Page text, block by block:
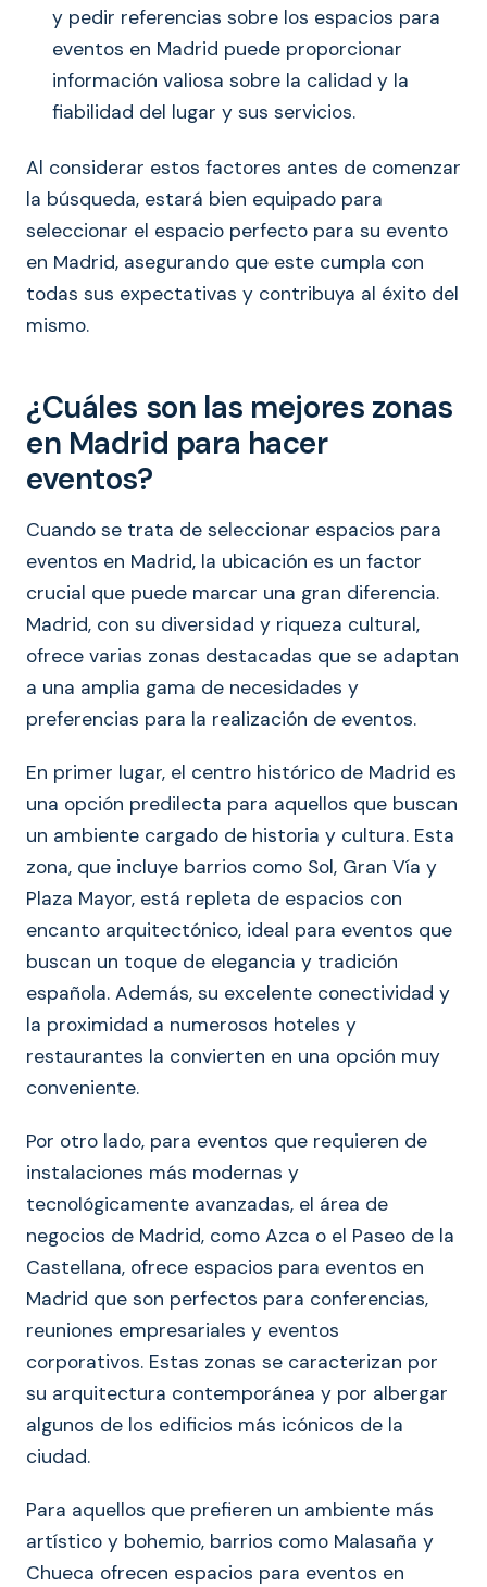
y pedir referencias sobre los espacios para
eventos en Madrid puede proporcionar
información valiosa sobre la calidad y la
fiabilidad del lugar y sus servicios.
Al considerar estos factores antes de comenzar
la búsqueda, estará bien equipado para
seleccionar el espacio perfecto para su evento
en Madrid, asegurando que este cumpla con
todas sus expectativas y contribuya al éxito del
mismo.
¿Cuáles son las mejores zonas
en Madrid para hacer
eventos?
Cuando se trata de seleccionar espacios para
eventos en Madrid, la ubicación es un factor
crucial que puede marcar una gran diferencia.
Madrid, con su diversidad y riqueza cultural,
ofrece varias zonas destacadas que se adaptan
a una amplia gama de necesidades y
preferencias para la realización de eventos.
En primer lugar, el centro histórico de Madrid es
una opción predilecta para aquellos que buscan
un ambiente cargado de historia y cultura. Esta
zona, que incluye barrios como Sol, Gran Vía y
Plaza Mayor, está repleta de espacios con
encanto arquitectónico, ideal para eventos que
buscan un toque de elegancia y tradición
española. Además, su excelente conectividad y
la proximidad a numerosos hoteles y
restaurantes la convierten en una opción muy
conveniente.
Por otro lado, para eventos que requieren de
instalaciones más modernas y
tecnológicamente avanzadas, el área de
negocios de Madrid, como Azca o el Paseo de la
Castellana, ofrece espacios para eventos en
Madrid que son perfectos para conferencias,
reuniones empresariales y eventos
corporativos. Estas zonas se caracterizan por
su arquitectura contemporánea y por albergar
algunos de los edificios más icónicos de la
ciudad.
Para aquellos que prefieren un ambiente más
artístico y bohemio, barrios como Malasaña y
Chueca ofrecen espacios para eventos en